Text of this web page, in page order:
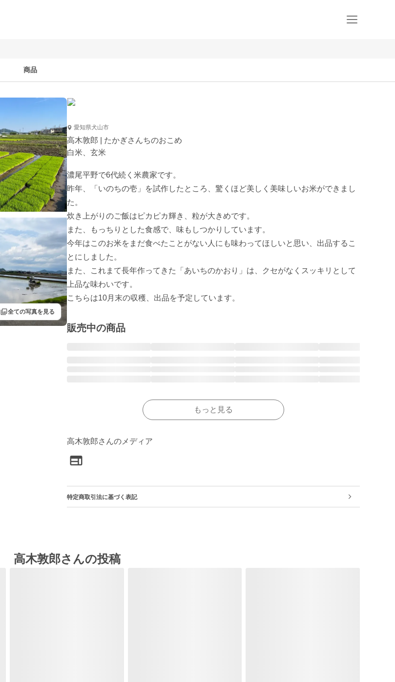
商品
filter全ての写真を見る
愛知県犬山市
高木敦郎 | たかぎさんちのおこめ
白米、玄米
濃尾平野で6代続く米農家です。
昨年、「いのちの壱」を試作したところ、驚くほど美しく美味しいお米ができまし
た。
炊き上がりのご飯はピカピカ輝き、粒が大きめです。
また、もっちりとした食感で、味もしつかりしています。
今年はこのお米をまだ食べたことがない人にも味わってほしいと思い、出品するこ
とにしました。
また、これまて長年作ってきた「あいちのかおり」は、クセがなくスッキリとして
上品な味わいです。
販売中の商品
もっと見る
高木敦郎さんのメディア
特定商取引法に基づく表記
高木敦郎さんの投稿